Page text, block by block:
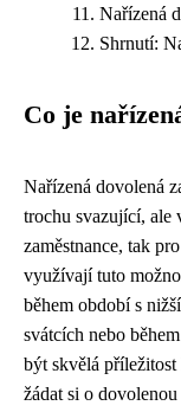
Nařízená
Shrnutí:
Co je
Nařízená dovolená
trochu svazující, ale
zaměstnance, tak
využívají tuto
během období s
svátcích nebo
být skvělá příležitost
žádat si o